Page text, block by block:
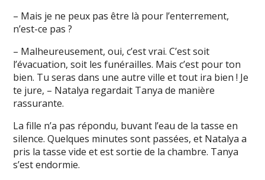
– Mais je ne peux pas être là pour l’enterrement,
n’est-ce pas ?
– Malheureusement, oui, c’est vrai. C’est soit
l’évacuation, soit les funérailles. Mais c’est pour ton
bien. Tu seras dans une autre ville et tout ira bien ! Je
te jure, – Natalya regardait Tanya de manière
rassurante.
La fille n’a pas répondu, buvant l’eau de la tasse en
silence. Quelques minutes sont passées, et Natalya a
pris la tasse vide et est sortie de la chambre. Tanya
s’est endormie.